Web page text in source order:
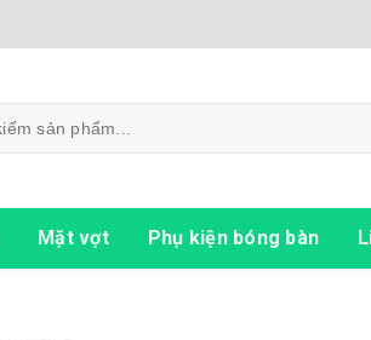
Mặt vợt Phụ kiện bóng bàn